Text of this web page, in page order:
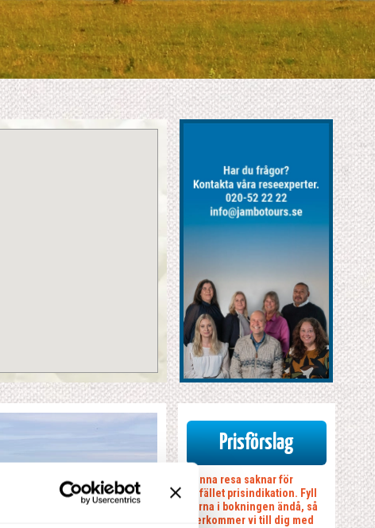
Prisförslag
Denna resa saknar för
tillfället prisindikation. Fyll
gärna i bokningen ändå, så
återkommer vi till dig med